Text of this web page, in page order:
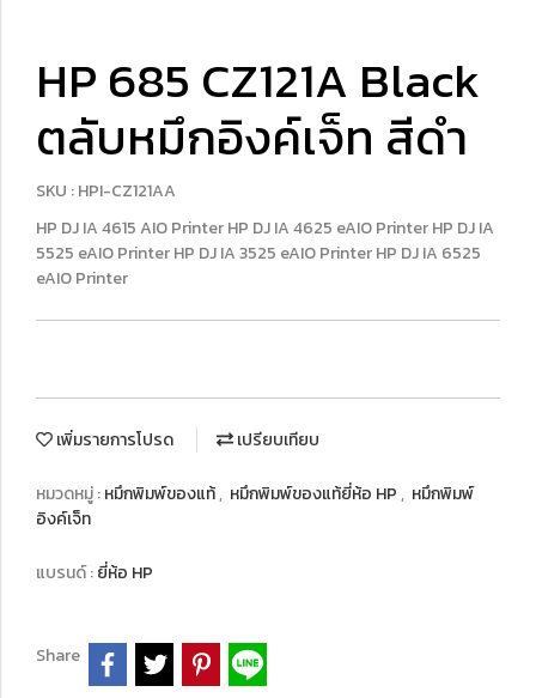
HP 685 CZ121A Black
ตลับหมึกอิงค์เจ็ท สีดำ
SKU : HPI-CZ121AA
HP DJ IA 4615 AIO Printer HP DJ IA 4625 eAIO Printer HP DJ IA
5525 eAIO Printer HP DJ IA 3525 eAIO Printer HP DJ IA 6525
eAIO Printer
เพิ่มรายการโปรด เปรียบเทียบ
หมวดหมู่ :หมึกพิมพ์ของแท้, หมึกพิมพ์ของแท้ยี่ห้อ HP , หมึกพิมพ์
อิงค์เจ็ท
แบรนด์ :ยี่ห้อ HP
Share